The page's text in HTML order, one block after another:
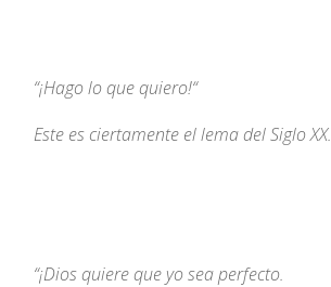
“¡Hago lo que quiero!“
Este es ciertamente el lema del Siglo XX.
“¡Dios quiere que yo sea perfecto.